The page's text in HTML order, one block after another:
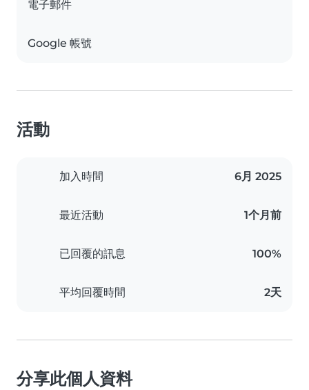
電子郵件
Google 帳號
活動
加入時間 6月 2025
最近活動 1个月前
已回覆的訊息 100%
平均回覆時間 2天
分享此個人資料